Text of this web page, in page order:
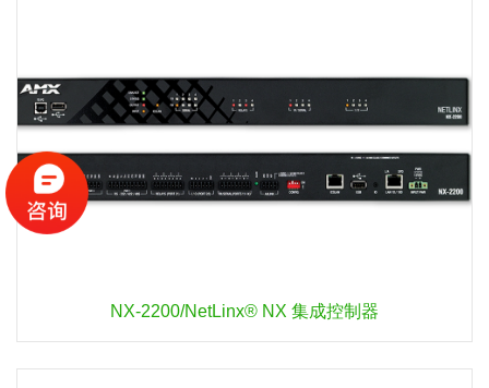
NX-2200/NetLinx® NX 集成控制器